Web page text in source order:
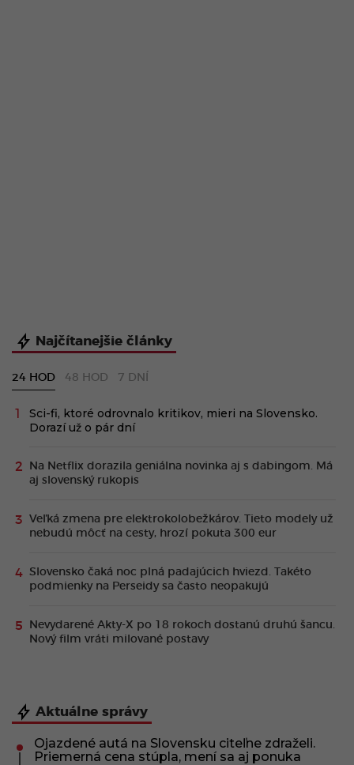
Najčítanejšie články
24 HOD 48 HOD 7 DNÍ
Sci-fi, ktoré odrovnalo kritikov, mieri na Slovensko.
Dorazí už o pár dní
Na Netflix dorazila geniálna novinka aj s dabingom. Má
aj slovenský rukopis
Veľká zmena pre elektrokolobežkárov. Tieto modely už
nebudú môcť na cesty, hrozí pokuta 300 eur
Slovensko čaká noc plná padajúcich hviezd. Takéto
podmienky na Perseidy sa často neopakujú
Nevydarené Akty-X po 18 rokoch dostanú druhú šancu.
Nový film vráti milované postavy
Aktuálne správy
Ojazdené autá na Slovensku citeľne zdraželi.
Priemerná cena stúpla, mení sa aj ponuka